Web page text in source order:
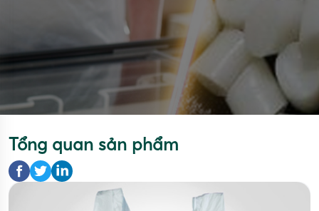
Tổng quan sản phẩm